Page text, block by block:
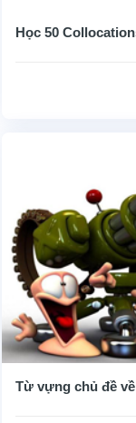
Học 50
Từ vựng chủ đề